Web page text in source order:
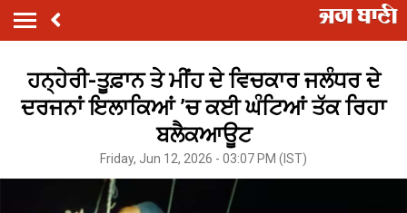
ਹਨ੍ਹੇਰੀ-ਤੂਫ਼ਾਨ ਤੇ ਮੀਂਹ ਦੇ ਵਿਚਕਾਰ ਜਲੰਧਰ ਦੇ
ਦਰਜਨਾਂ ਇਲਾਕਿਆਂ ’ਚ ਕਈ ਘੰਟਿਆਂ ਤੱਕ ਰਿਹਾ
ਬਲੈਕਆਊਟ
Friday, Jun 12, 2026 - 03:07 PM (IST)